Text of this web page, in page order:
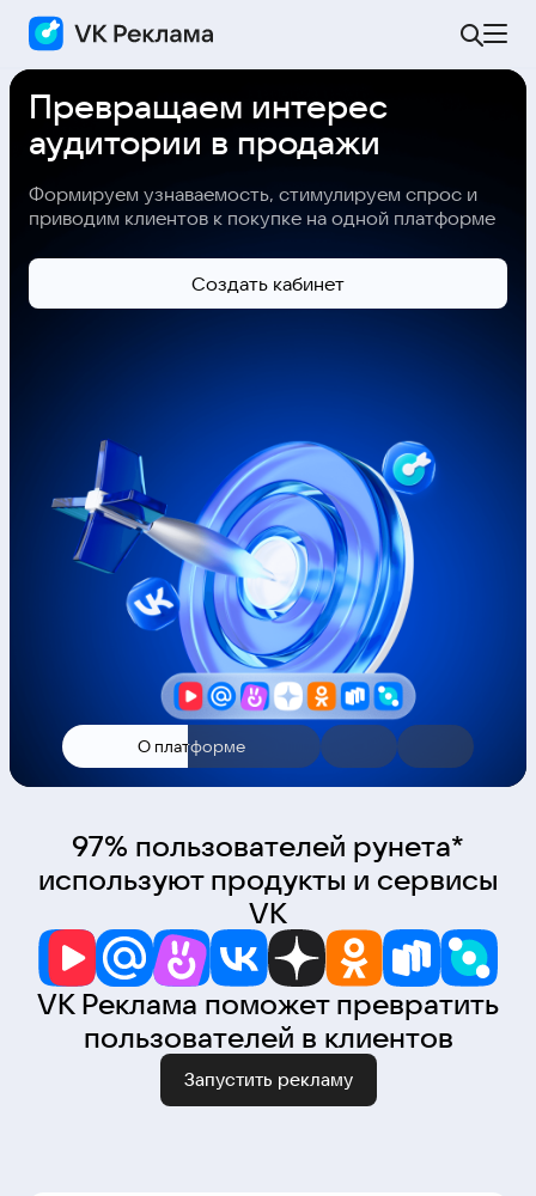
Превращаем интерес
аудитории в продажи
Формируем узнаваемость, стимулируем спрос и
приводим клиентов к покупке на одной платформе
Cоздать кабинет
О платформе
97% пользователей рунета*
используют продукты и сервисы
VK
VK Реклама поможет превратить
пользователей в клиентов
Запустить рекламу